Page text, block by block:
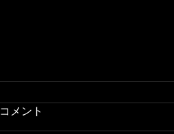
コメント